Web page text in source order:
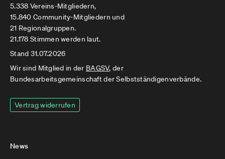
5.338 Vereins-Mitgliedern,
15.840 Community-Mitgliedern und
21 Regionalgruppen.
21.178 Stimmen werden laut.
Stand 31.07.2026
Wir sind Mitglied in der BAGSV, der
Bundesarbeitsgemeinschaft der Selbstständigenverbände.
Vertrag widerrufen
News